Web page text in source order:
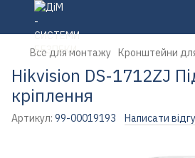
Все для монтажу Кронштейни
Hikvision DS-1712ZJ
кріплення
Артикул: 99-00019193 Написати